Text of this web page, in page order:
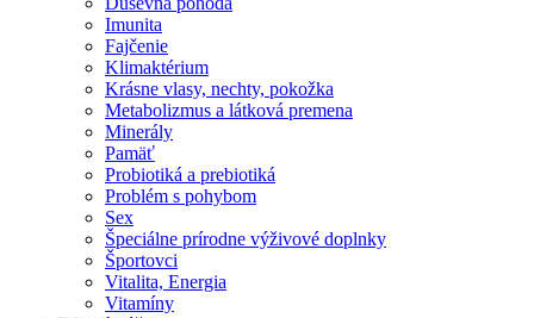
Imunita
Fajčenie
Klimaktérium
Krásne vlasy, nechty, pokožka
Metabolizmus a látková premena
Minerály
Pamäť
Probiotiká a prebiotiká
Problém s pohybom
Sex
Špeciálne prírodne výživové doplnky
Športovci
Vitalita, Energia
Vitamíny